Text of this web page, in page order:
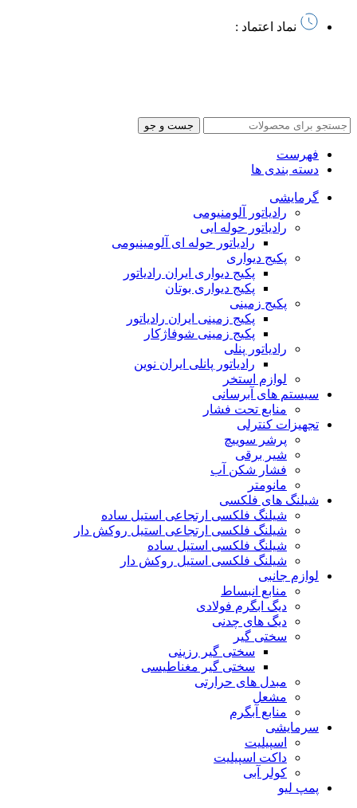
نماد اعتماد :
جست و جو
فهرست
دسته بندی ها
گرمایشی
رادیاتور آلومنیومی
رادیاتور حوله ایی
رادیاتور حوله ای آلومینیومی
پکیج دیواری
پکیج دیواری ایران رادیاتور
پکیج دیواری بوتان
پکیج زمینی
پکیج زمینی ایران رادیاتور
پکیج زمینی شوفاژکار
رادیاتور پنلی
رادیاتور پانلی ایران نوین
لوازم استخر
سیستم های آبرسانی
منابع تحت فشار
تجهیزات کنترلی
پرشر سوییچ
شیر برقی
فشار شکن آب
مانومتر
شیلنگ های فلکسی
شیلنگ فلکسی ارتجاعی استیل ساده
شیلنگ فلکسی ارتجاعی استیل روکش دار
شیلنگ فلکسی استیل ساده
شیلنگ فلکسی استیل روکش دار
لوازم جانبی
منابع انبساط
دیگ ابگرم فولادی
دیگ های چدنی
سختی گیر
سختی گیر رزینی
سختی گیر مغناطیسی
مبدل های حرارتی
مشعل
منابع آبگرم
سرمایشی
اسپیلیت
داکت اسپیلیت
کولر آبی
پمپ لیو